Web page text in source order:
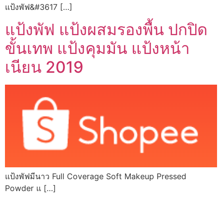
แป้งพัฟ&#3617 […]
แป้งพัฟ แป้งผสมรองพื้น ปกปิด
ขั้นเทพ แป้งคุมมัน แป้งหน้า
เนียน 2019
แป้งพัฟมีนาว Full Coverage Soft Makeup Pressed
Powder แ […]